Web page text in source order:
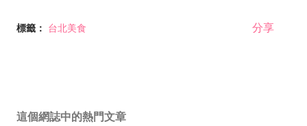
標籤： 台北美食 分享
這個網誌中的熱門文章